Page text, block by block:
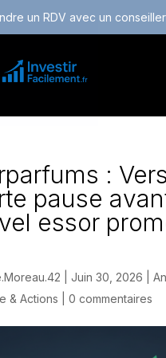
un RDV avec un
:
pause
essor
Juin 30, 2026
& Actions
0 commentaires